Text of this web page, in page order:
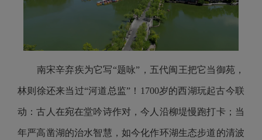
南宋辛弃疾为它写“题咏”，五代闽王把它当御苑，
林则徐还来当过“河道总监”！1700岁的西湖玩起古今联
动：古人在宛在堂吟诗作对，今人沿柳堤慢跑打卡；当
年严高凿湖的治水智慧，如今化作环湖生态步道的清波